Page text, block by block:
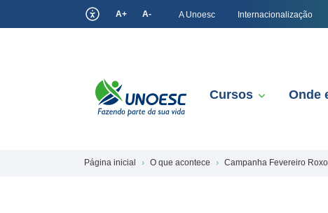
A+ A- A Unoesc Internacionalização
Cursos Onde
Página inicial O que acontece Campanha Fevereiro